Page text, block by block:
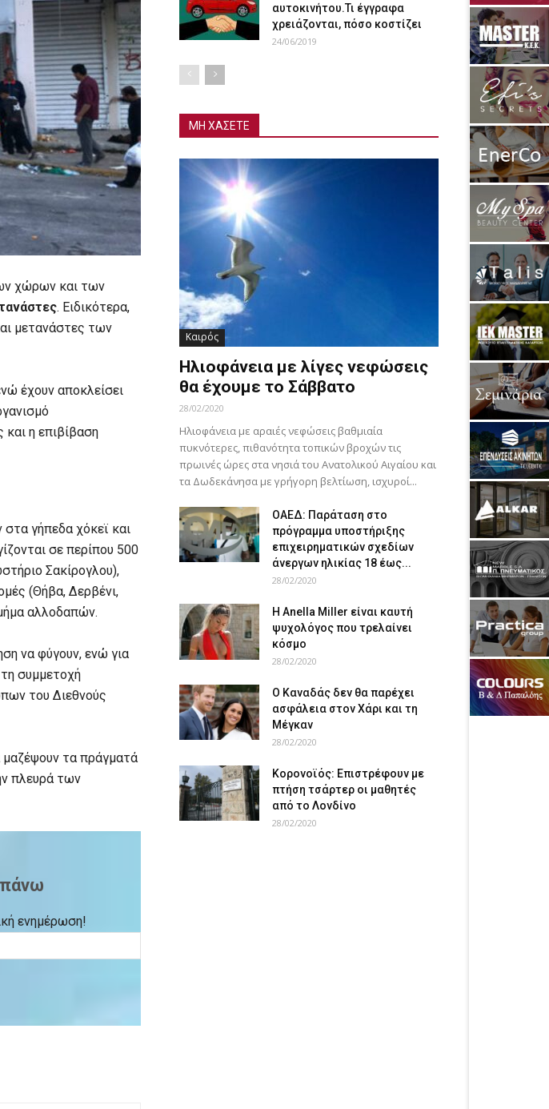
χώρων και των
. Ειδικότερα,
μετανάστες των
έχουν αποκλείσει
η επιβίβαση
στα γήπεδα χόκεϊ και
σε περίπου 500
Σακίρογλου),
(Θήβα, Δερβένι,
αλλοδαπών.
να φύγουν, ενώ για
συμμετοχή
του Διεθνούς
μαζέψουν τα πράγματά
πλευρά των
ενημέρωση!
αυτοκινήτου.Τι έγγραφα
χρειάζονται, πόσο κοστίζει
24/06/2019
ΜΗ ΧΑΣΕΤΕ
Καιρός
Ηλιοφάνεια με λίγες νεφώσεις
θα έχουμε το Σάββατο
28/02/2020
Ηλιοφάνεια με αραιές νεφώσεις βαθμιαία
πυκνότερες, πιθανότητα τοπικών βροχών τις
πρωινές ώρες στα νησιά του Ανατολικού Αιγαίου και
τα Δωδεκάνησα με γρήγορη βελτίωση, ισχυροί...
ΟΑΕΔ: Παράταση στο
πρόγραμμα υποστήριξης
επιχειρηματικών σχεδίων
άνεργων ηλικίας 18 έως...
28/02/2020
Η Anella Miller είναι καυτή
ψυχολόγος που τρελαίνει
κόσμο
28/02/2020
Ο Καναδάς δεν θα παρέχει
ασφάλεια στον Χάρι και τη
Μέγκαν
28/02/2020
Κορονοϊός: Επιστρέφουν με
πτήση τσάρτερ οι μαθητές
από το Λονδίνο
28/02/2020